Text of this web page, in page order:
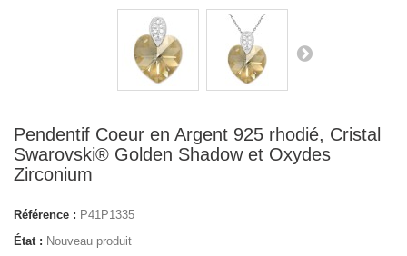
Pendentif Coeur en Argent 925 rhodié, Cristal
Swarovski® Golden Shadow et Oxydes
Zirconium
Référence : P41P1335
État : Nouveau produit